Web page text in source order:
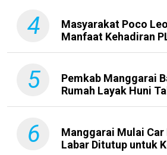
4
Masyarakat Poco
Manfaat Kehadiran
5
Pemkab Manggarai
Rumah Layak Huni
6
Manggarai Mulai Car
Labar Ditutup untuk